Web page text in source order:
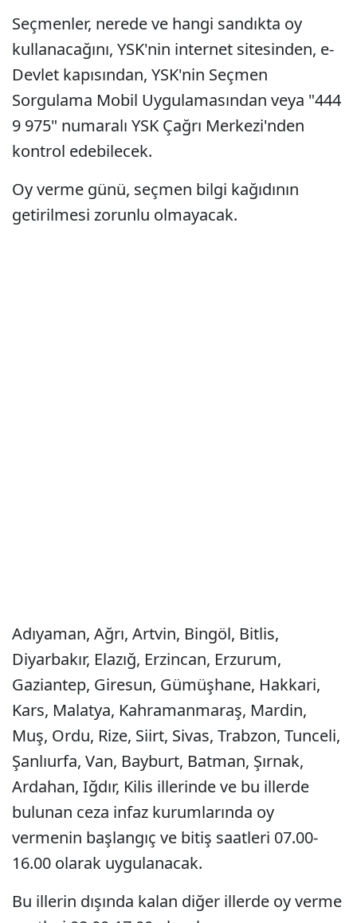
Seçmenler, nerede ve hangi sandıkta oy
kullanacağını, YSK'nin internet sitesinden, e-
Devlet kapısından, YSK'nin Seçmen
Sorgulama Mobil Uygulamasından veya "444
9 975" numaralı YSK Çağrı Merkezi'nden
kontrol edebilecek.
Oy verme günü, seçmen bilgi kağıdının
getirilmesi zorunlu olmayacak.
Adıyaman, Ağrı, Artvin, Bingöl, Bitlis,
Diyarbakır, Elazığ, Erzincan, Erzurum,
Gaziantep, Giresun, Gümüşhane, Hakkari,
Kars, Malatya, Kahramanmaraş, Mardin,
Muş, Ordu, Rize, Siirt, Sivas, Trabzon, Tunceli,
Şanlıurfa, Van, Bayburt, Batman, Şırnak,
Ardahan, Iğdır, Kilis illerinde ve bu illerde
bulunan ceza infaz kurumlarında oy
vermenin başlangıç ve bitiş saatleri 07.00-
16.00 olarak uygulanacak.
Bu illerin dışında kalan diğer illerde oy verme